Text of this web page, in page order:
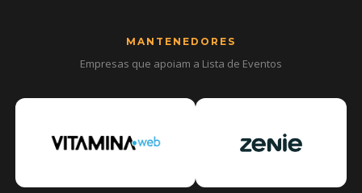
MANTENEDORES
Empresas que apoiam a Lista de Eventos